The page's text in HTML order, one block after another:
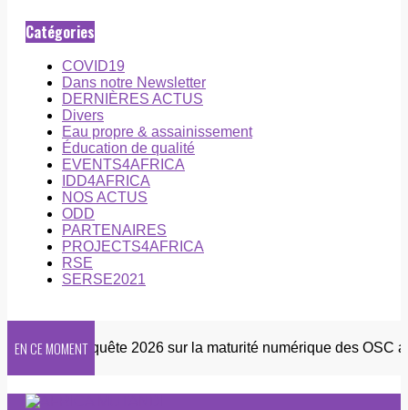
Catégories
COVID19
Dans notre Newsletter
DERNIÈRES ACTUS
Divers
Eau propre & assainissement
Éducation de qualité
EVENTS4AFRICA
IDD4AFRICA
NOS ACTUS
ODD
PARTENAIRES
PROJECTS4AFRICA
RSE
SERSE2021
EN CE MOMENTEnquête 2026 sur la maturité numérique des OSC